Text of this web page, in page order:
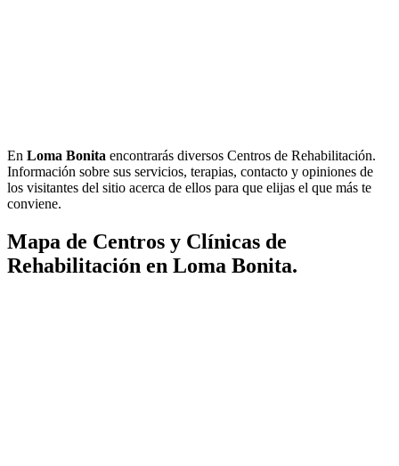
En Loma Bonita encontrarás diversos Centros de Rehabilitación.
Información sobre sus servicios, terapias, contacto y opiniones de
los visitantes del sitio acerca de ellos para que elijas el que más te
conviene.
Mapa de Centros y Clínicas de
Rehabilitación en Loma Bonita.